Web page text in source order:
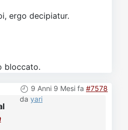
ergo decipiatur.
bloccato.
9 Anni 9 Mesi fa #7578
da yari